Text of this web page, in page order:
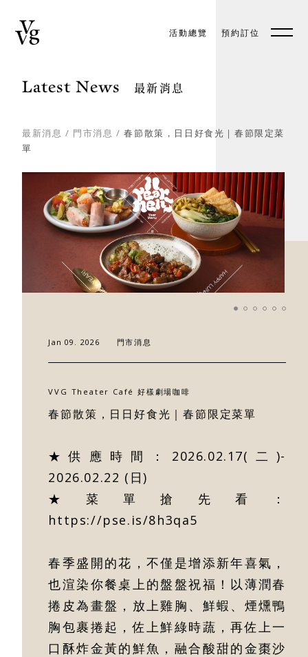
活動總覽 預約訂位
預約訂位 EN
好樣專欄
聯絡我們
Latest News 最新消息
最新消息 / 門市消息 /春節散策，日日好食光｜春節限定菜
單
Jan 09. 2026 門市消息
VVG Theater Café 好樣劇場咖啡
春節散策，日日好食光｜春節限定菜單
★供應時間：2026.02.17(二)-
2026.02.22 (日)
★菜單搶先看：
https://pse.is/8h3qa5
春季盛開的花，不僅是增添新年喜氣，
也渲染你餐桌上的盤盤祝福！以薄潤春
捲皮為畫盤，放上雞胸、鮮蝦、煙燻鴨
胸包裹捲起，佐上鮮綠時蔬，再佐上一
口酥炸金黃的鮮魚，融合酸甜的金棗沙